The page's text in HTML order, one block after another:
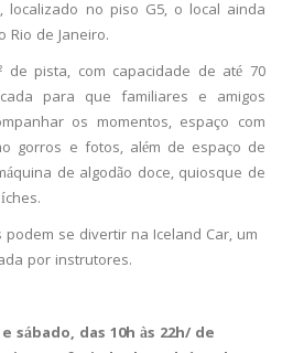
localizado no piso G5, o local ainda
de Janeiro.
de pista, com capacidade de até 70
para que familiares e amigos
os momentos, espaço com
gorros e fotos, além de espaço de
de algodão doce, quiosque de
se divertir na Iceland Car, um
por instrutores.
sábado, das 10h às 22h/ de